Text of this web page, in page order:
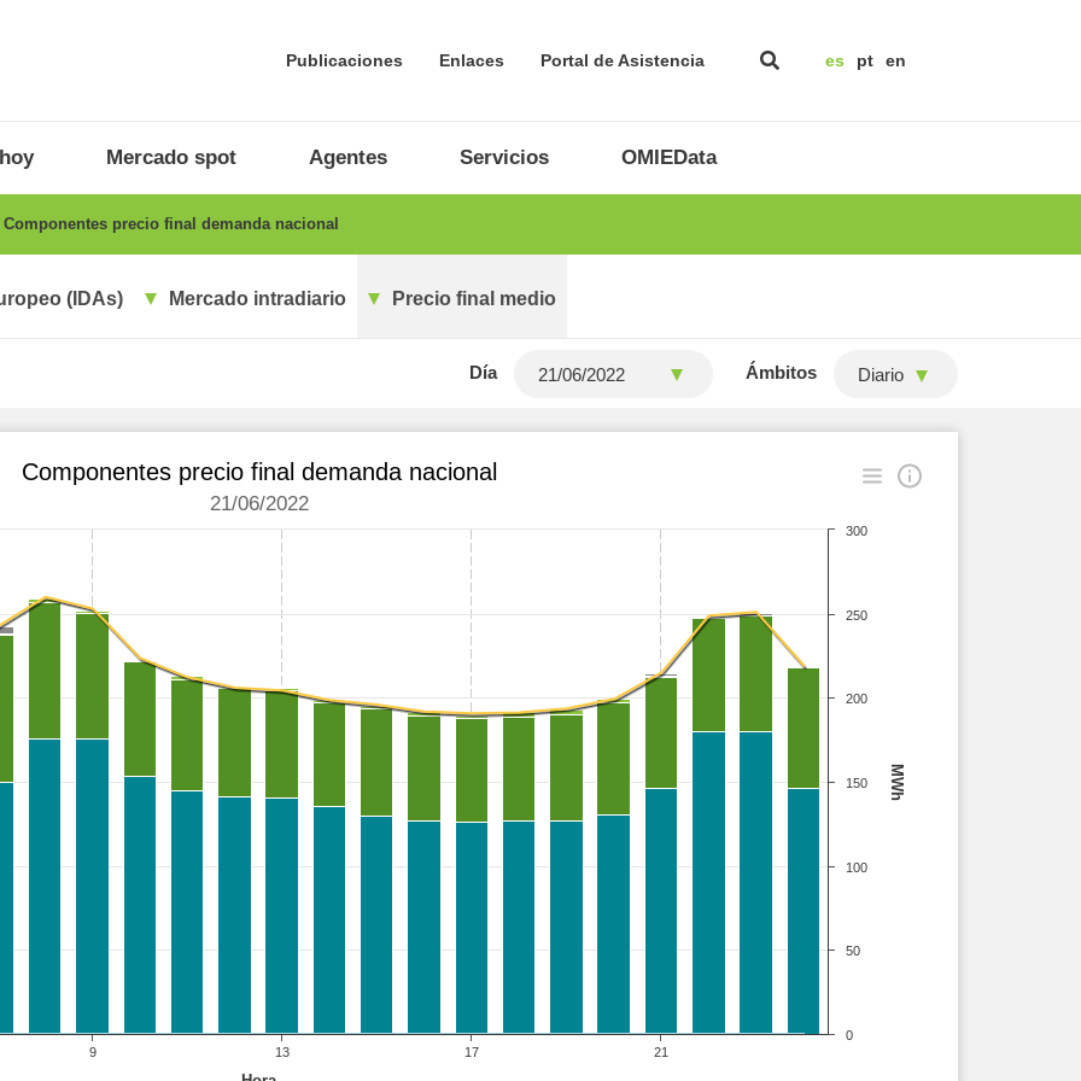
Publicaciones Enlaces Portal de Asistencia es pt en
Mercado spot Agentes Servicios OMIEData
Componentes precio final demanda nacional
(IDAs) Mercado intradiario Precio final medio
Día Ámbitos Diario
MWh
Componentes precio final demanda nacional
21/06/2022
9 13 17 21
0
200
50
100
150
250
300